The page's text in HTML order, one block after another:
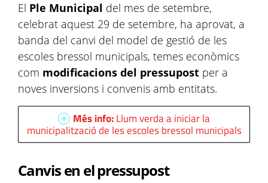
El Ple Municipal del mes de setembre,
celebrat aquest 29 de setembre, ha aprovat, a
banda del canvi del model de gestió de les
escoles bressol municipals, temes econòmics
com modificacions del pressupost per a
noves inversions i convenis amb entitats.
Més info:Llum verda a iniciar la
municipalització de les escoles bressol municipals
Canvis en el pressupost